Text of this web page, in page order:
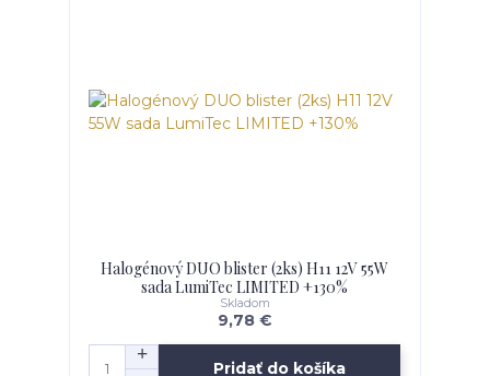
Halogénový DUO blister (2ks) H11 12V 55W
sada LumiTec LIMITED +130%
9,78 €
Skladom
Pridať do košíka